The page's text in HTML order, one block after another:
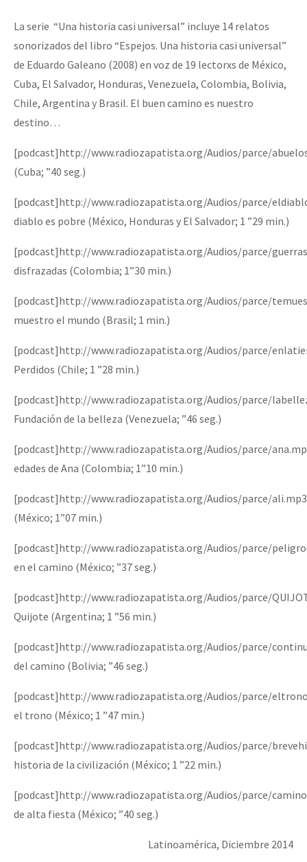
La serie “Una historia casi universal” incluye 14 relatos
sonorizados del libro “Espejos. Una historia casi universal”
de Eduardo Galeano (2008) en voz de 19 lectorxs de México,
Cuba, El Salvador, Honduras, Venezuela, Colombia, Bolivia,
Chile, Argentina y Brasil. El buen camino es nuestro
destino…
[podcast]http://www.radiozapatista.org/Audios/parce/
(Cuba; ”40 seg.)
[podcast]http://www.radiozapatista.org/Audios/parce/
diablo es pobre (México, Honduras y El Salvador; 1 ”29 min.)
[podcast]http://www.radiozapatista.org/Audios/parce/
disfrazadas (Colombia; 1”30 min.)
[podcast]http://www.radiozapatista.org/Audios/parce/
muestro el mundo (Brasil; 1 min.)
[podcast]http://www.radiozapatista.org/Audios/parce/
Perdidos (Chile; 1 ”28 min.)
[podcast]http://www.radiozapatista.org/Audios/parce/
Fundación de la belleza (Venezuela; ”46 seg.)
[podcast]http://www.radiozapatista.org/Audios/parce/
edades de Ana (Colombia; 1”10 min.)
[podcast]http://www.radiozapatista.org/Audios/parce/
(México; 1”07 min.)
[podcast]http://www.radiozapatista.org/Audios/parce/
en el camino (México; ”37 seg.)
[podcast]http://www.radiozapatista.org/Audios/parce/
Quijote (Argentina; 1 ”56 min.)
[podcast]http://www.radiozapatista.org/Audios/parce/
del camino (Bolivia; ”46 seg.)
[podcast]http://www.radiozapatista.org/Audios/parce/
el trono (México; 1 ”47 min.)
[podcast]http://www.radiozapatista.org/Audios/parce/
historia de la civilización (México; 1 ”22 min.)
[podcast]http://www.radiozapatista.org/Audios/parce/
de alta fiesta (México; ”40 seg.)
Latinoamérica, Diciembre 2014